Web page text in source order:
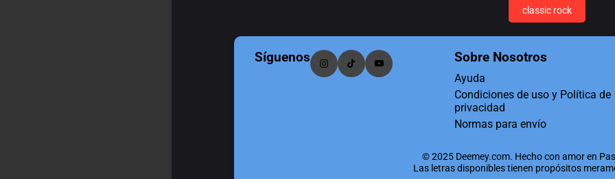
classic rock
Síguenos Sobre Nosotros
Ayuda
Condiciones de uso y Política de
privacidad
Normas para envío
© 2025 Deemey.com. Hecho con amor en
Las letras disponibles tienen propósitos